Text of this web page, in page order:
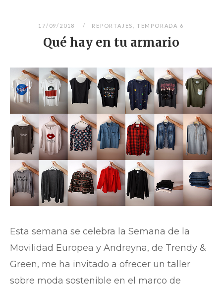
17/09/2018 REPORTAJES TEMPORADA 6
Qué hay en tu armario
Esta semana se celebra la Semana de la
Movilidad Europea y Andreyna, de Trendy &
Green, me ha invitado a ofrecer un taller
sobre moda sostenible en el marco de